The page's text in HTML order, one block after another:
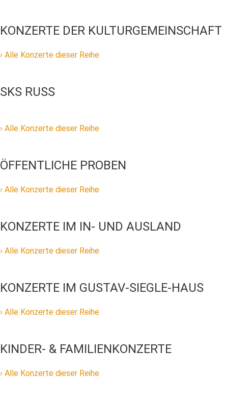
KONZERTE DER KULTURGEMEINSCHAFT
Alle Konzerte dieser Reihe
SKS RUSS
Alle Konzerte dieser Reihe
ÖFFENTLICHE PROBEN
Alle Konzerte dieser Reihe
KONZERTE IM IN- UND AUSLAND
Alle Konzerte dieser Reihe
KONZERTE IM GUSTAV-SIEGLE-HAUS
Alle Konzerte dieser Reihe
KINDER- & FAMILIENKONZERTE
Alle Konzerte dieser Reihe